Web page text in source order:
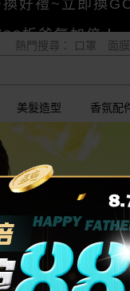
~美幣+全點折
88折爸氣加倍！
熱門搜尋： 口罩 面膜
美髮造型 香氛配